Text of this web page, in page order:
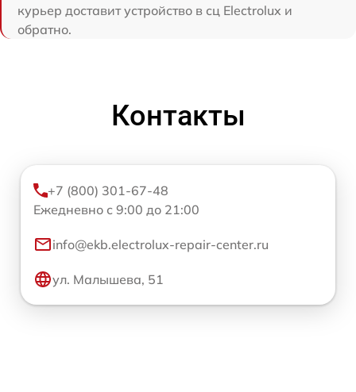
курьер доставит устройство в сц Electrolux и
обратно.
Контакты
+7 (800) 301-67-48
Ежедневно с 9:00 до 21:00
info@ekb.electrolux-repair-center.ru
ул. Малышева, 51